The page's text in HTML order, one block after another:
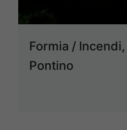
Formia /
Pontino